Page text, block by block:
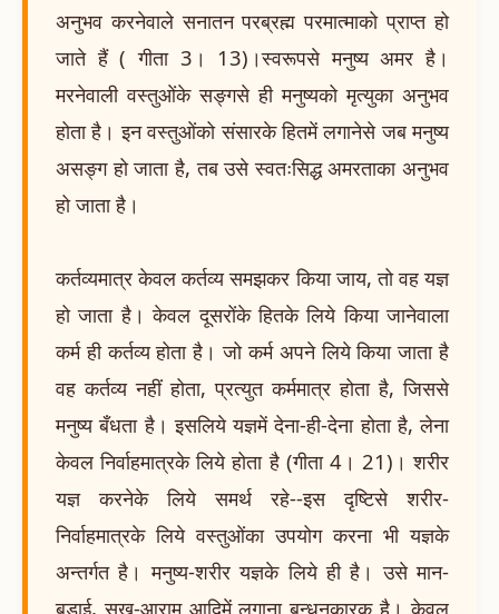
अनुभव करनेवाले सनातन परब्रह्म परमात्माको प्राप्त हो
जाते हैं ( गीता 3। 13)।स्वरूपसे मनुष्य अमर है।
मरनेवाली वस्तुओंके सङ्गसे ही मनुष्यको मृत्युका अनुभव
होता है। इन वस्तुओंको संसारके हितमें लगानेसे जब मनुष्य
असङ्ग हो जाता है, तब उसे स्वतःसिद्ध अमरताका अनुभव
हो जाता है।
कर्तव्यमात्र केवल कर्तव्य समझकर किया जाय, तो वह यज्ञ
हो जाता है। केवल दूसरोंके हितके लिये किया जानेवाला
कर्म ही कर्तव्य होता है। जो कर्म अपने लिये किया जाता है
वह कर्तव्य नहीं होता, प्रत्युत कर्ममात्र होता है, जिससे
मनुष्य बँधता है। इसलिये यज्ञमें देना-ही-देना होता है, लेना
केवल निर्वाहमात्रके लिये होता है (गीता 4। 21)। शरीर
यज्ञ करनेके लिये समर्थ रहे--इस दृष्टिसे शरीर-
निर्वाहमात्रके लिये वस्तुओंका उपयोग करना भी यज्ञके
अन्तर्गत है। मनुष्य-शरीर यज्ञके लिये ही है। उसे मान-
बड़ाई, सुख-आराम आदिमें लगाना बन्धनकारक है। केवल